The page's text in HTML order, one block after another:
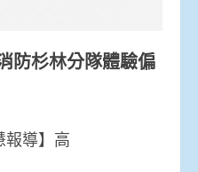
防杉林分隊體驗偏
報導】高